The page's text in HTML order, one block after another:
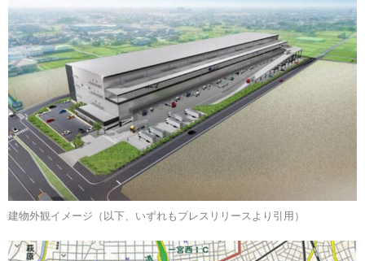
建物外観イメージ（以下、いずれもプレスリリースより引用）